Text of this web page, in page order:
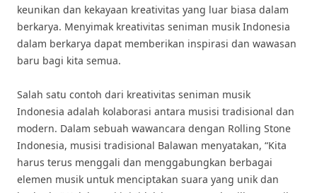
keunikan dan kekayaan kreativitas yang luar biasa dalam
berkarya. Menyimak kreativitas seniman musik Indonesia
dalam berkarya dapat memberikan inspirasi dan wawasan
baru bagi kita semua.
Salah satu contoh dari kreativitas seniman musik
Indonesia adalah kolaborasi antara musisi tradisional dan
modern. Dalam sebuah wawancara dengan Rolling Stone
Indonesia, musisi tradisional Balawan menyatakan, “Kita
harus terus menggali dan menggabungkan berbagai
elemen musik untuk menciptakan suara yang unik dan